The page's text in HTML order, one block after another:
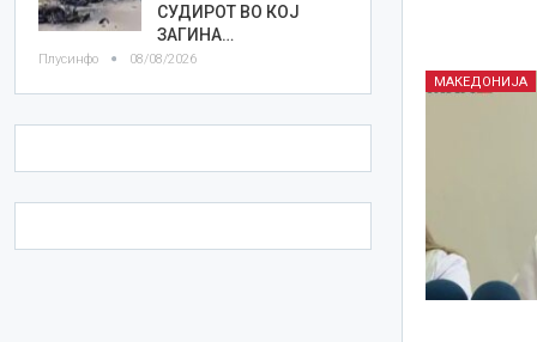
МАКЕДОНИЈА
СУДИРОТ ВО КОЈ
ЗАГИНА…
Плусинфо 08/08/2026